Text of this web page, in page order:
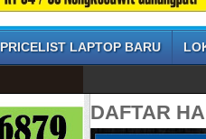
PRICELIST LAPTOP BARU
DAFTAR